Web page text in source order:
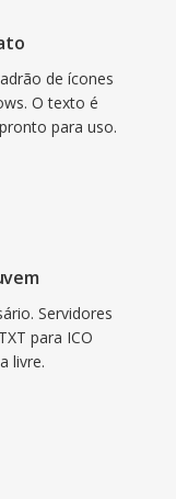
de ícones
O texto é
para uso.
Servidores
para ICO
livre.